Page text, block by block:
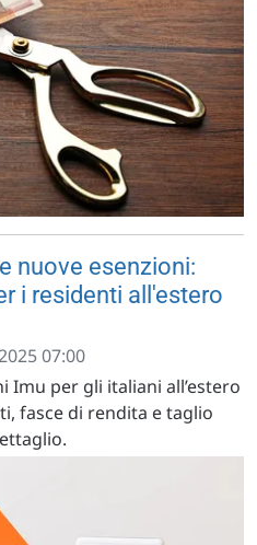
nuove esenzioni:
i residenti all'estero
07:00
Imu per gli italiani all’estero
fasce di rendita e taglio